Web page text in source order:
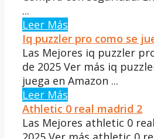
...
Leer Más
Iq puzzler pro como se
Las Mejores iq puzzler
de 2025 Ver más iq
juega en Amazon ...
Leer Más
Athletic 0 real madrid 2
Las Mejores athletic 0